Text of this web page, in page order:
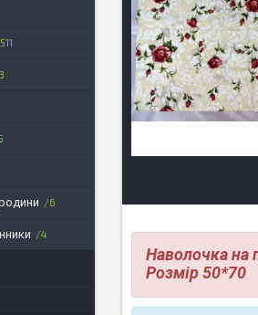
Наволочка на
Розмір 50*70
3
5
6
4